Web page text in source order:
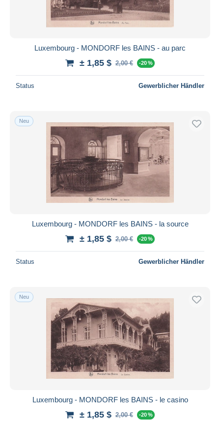
Luxembourg - MONDORF les BAINS - au parc
± 1,85 $ 2,00 € -20 %
Status Gewerblicher Händler
Neu
Luxembourg - MONDORF les BAINS - la source
± 1,85 $ 2,00 € -20 %
Status Gewerblicher Händler
Neu
Luxembourg - MONDORF les BAINS - le casino
± 1,85 $ 2,00 € -20 %